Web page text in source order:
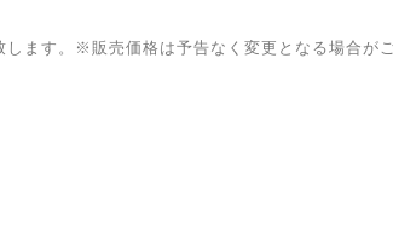
ます。※販売価格は予告なく変更となる場合がご